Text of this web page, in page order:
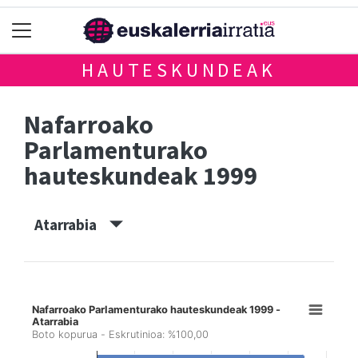
HAUTESKUNDEAK
Nafarroako
Parlamenturako
hauteskundeak 1999
Atarrabia
Nafarroako Parlamenturako hauteskundeak 1999 -
Atarrabia
Boto kopurua - Eskrutinioa: %100,00